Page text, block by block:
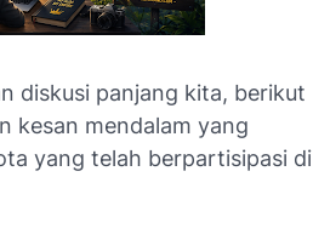
diskusi panjang kita, berikut
kesan mendalam yang
yang telah berpartisipasi di